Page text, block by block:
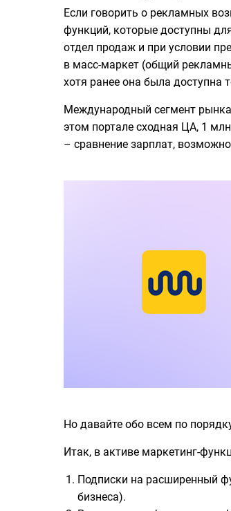
Если говорить о рекламных
функций, которые доступны
отдел продаж и при условии
в масс-маркет (общий
хотя ранее она была доступна
Международный сегмент
этом портале сходная ЦА, 1
– сравнение зарплат,
Но давайте обо всем по
Итак, в активе маркетинг-
Подписки на расширенный
бизнеса).